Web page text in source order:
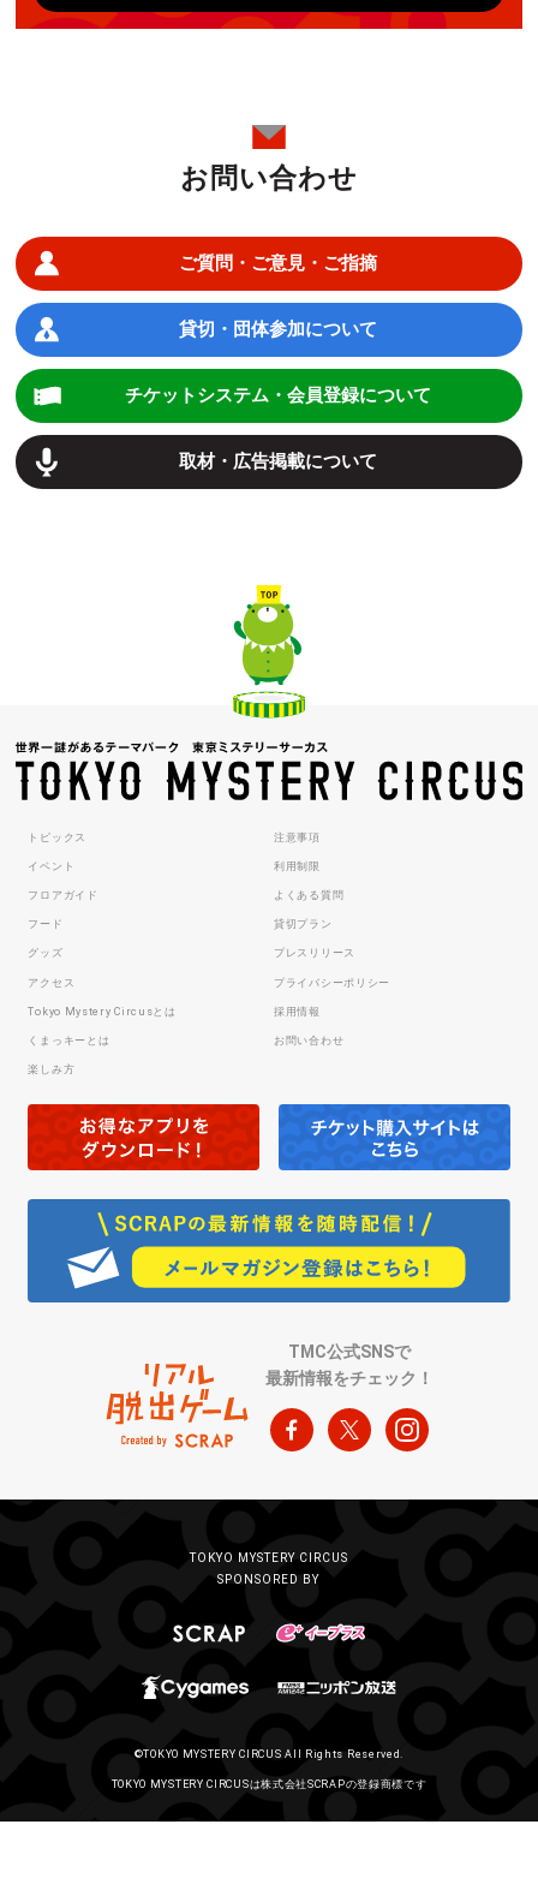
お問い合わせ
ご質問・ご意見・ご指摘
貸切・団体参加について
チケットシステム・会員登録について
取材・広告掲載について
トピックス
イベント
フロアガイド
フード
グッズ
アクセス
Tokyo Mystery Circusとは
くまっキーとは
楽しみ方
注意事項
利用制限
よくある質問
貸切プラン
プレスリリース
プライバシーポリシー
採用情報
お問い合わせ
TMC公式SNSで
最新情報をチェック！
TOKYO MYSTERY CIRCUS
SPONSORED BY
©TOKYO MYSTERY CIRCUS All Rights Reserved.
TOKYO MYSTERY CIRCUSは株式会社SCRAPの登録商標です